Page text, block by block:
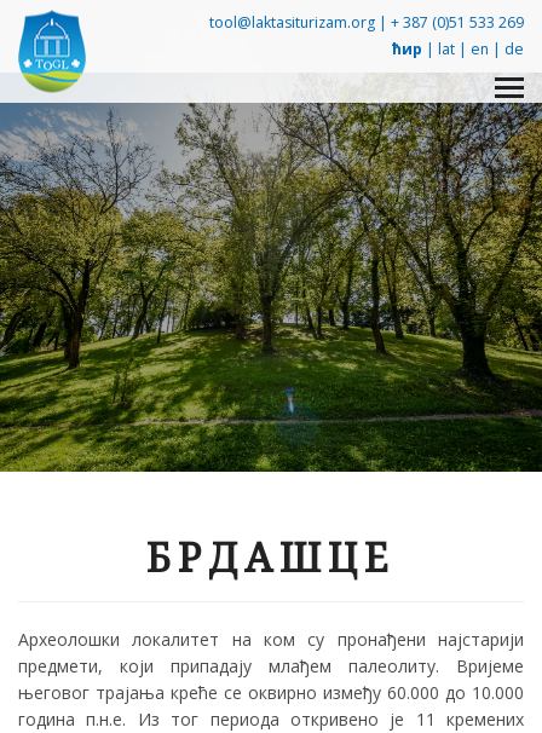
tool@laktasiturizam.org | + 387 (0)51 533 269
ћир | lat | en | de
БРДАШЦЕ
Археолошки локалитет на ком су пронађени најстарији
предмети, који припадају млађем палеолиту. Вријеме
његовог трајања креће се оквирно између 60.000 до 10.000
година п.н.е. Из тог периода откривено је 11 кремених